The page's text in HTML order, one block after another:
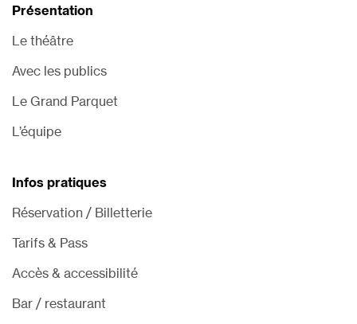
Présentation
Le théâtre
Avec les publics
Le Grand Parquet
L’équipe
Infos pratiques
Réservation / Billetterie
Tarifs & Pass
Accès & accessibilité
Bar / restaurant